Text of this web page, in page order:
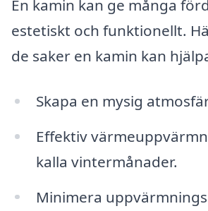
En kamin kan ge många
estetiskt och funktionellt.
de saker en kamin kan
Skapa en mysig
Effektiv
kalla vintermånader.
Minimera